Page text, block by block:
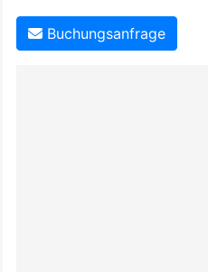
Buchungsanfrage